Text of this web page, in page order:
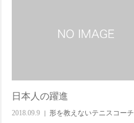
日本人の躍進
2018.09.9 形を教えないテニスコーチ